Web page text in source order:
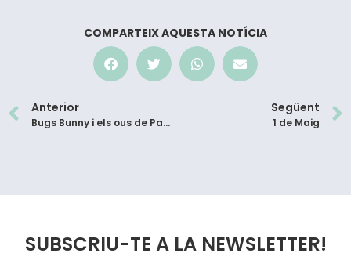
COMPARTEIX AQUESTA NOTÍCIA
Anterior
Bugs Bunny i els ous de Pasqua!!
Següent
1 de Maig
SUBSCRIU-TE A LA NEWSLETTER!